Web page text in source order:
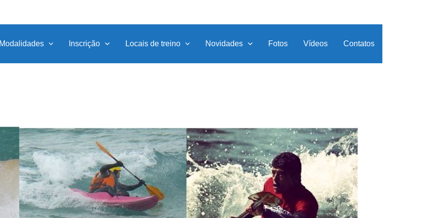
Modalidades Inscrição Locais de treino Novidades Fotos Vídeos Contatos